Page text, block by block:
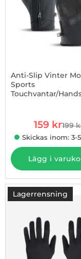
Anti-Slip Vinter
Sports
Touchvantar/
rea pris
159 kr199
Skickas inom: 3-
Lägg i
Lagerrensning